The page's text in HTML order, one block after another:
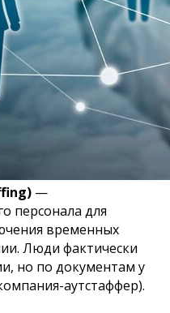
—
персонала для
временных
Люди фактически
но по документам у
аутстаффер).